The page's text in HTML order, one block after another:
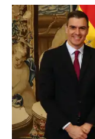
CRISIS MIGRATORIA